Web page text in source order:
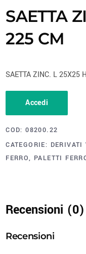
SAETTA
225 CM
SAETTA ZINC. L 25X25
Accedi
COD:08200.22
CATEGORIE: DERIVATI
FERRO, PALETTI
Recensioni (0)
Recensioni